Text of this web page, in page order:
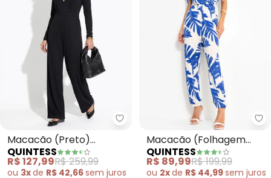
Quintess - Macacão (Preto)
Macacão (Preto)
Mangas Longas e Bolsos
QUINTESS
R$ 127,99R$ 259,99
ou 3xde R$ 42,66sem juros
Macacão (Folhagem
Azul) em Malha de
Viscose
QUINTESS
R$ 89,99R$ 199,99
ou 2xde R$ 44,99sem juros